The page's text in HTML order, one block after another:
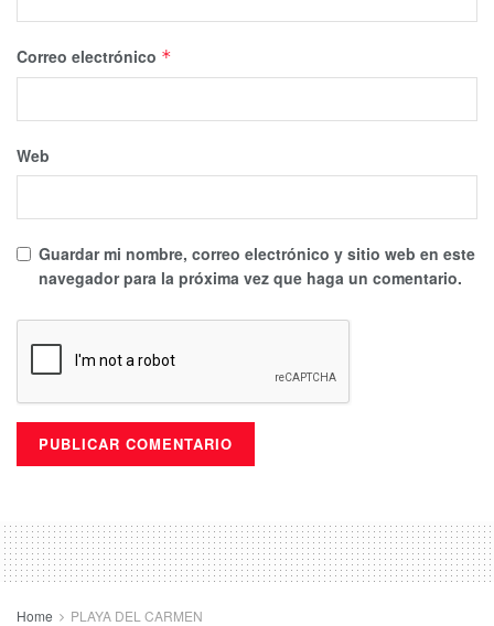
Correo electrónico *
Web
Guardar mi nombre, correo electrónico y sitio web en este
navegador para la próxima vez que haga un comentario.
Home PLAYA DEL CARMEN